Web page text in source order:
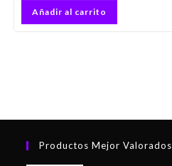
Añadir al carrito
Productos Mejor Valorados